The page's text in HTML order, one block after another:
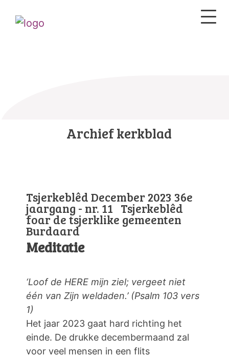
Archief kerkblad
Tsjerkeblêd December 2023 36e
jaargang - nr. 11 Tsjerkeblêd
foar de tsjerklike gemeenten
Burdaard
Meditatie
‘Loof de HERE mijn ziel; vergeet niet
één van Zijn weldaden.’ (Psalm 103 vers
1)
Het jaar 2023 gaat hard richting het
einde. De drukke decembermaand zal
voor veel mensen in een flits